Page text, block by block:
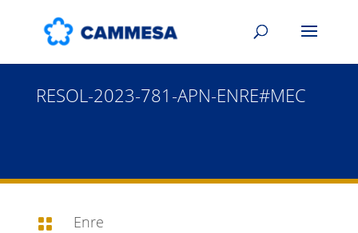
RESOL-2023-781-APN-ENRE#MEC
 Enre